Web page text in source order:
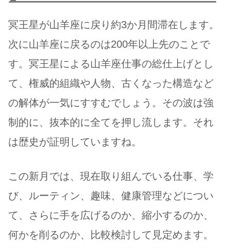
冥王星が山羊座に戻り約3か月間滞在します。
次に山羊座に戻るのは200年以上先のことで
す。冥王星による山羊座仕事の総仕上げとし
て、権威的組織や人物、古くなった構造など
の解体が一気にすすむでしょう。その波は強
制的に、抜本的に全てを押し流します。それ
は歴史が証明していますね。
この新月では、現在取り組んでいる仕事、学
び、ルーティン、趣味、健康管理などについ
て、さらに手を広げるのか、縮小するのか、
何かを削るのか、比較検討して見定めます。